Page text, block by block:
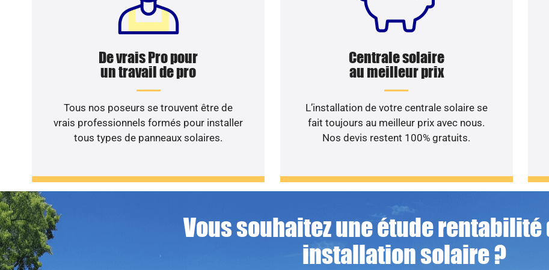
De vrais Pro pour
un travail de pro
Tous nos poseurs se trouvent être de
vrais professionnels formés pour installer
tous types de panneaux solaires.
Centrale solaire
au meilleur prix
L’installation de votre centrale solaire se
fait toujours au meilleur prix avec nous.
Nos devis restent 100% gratuits.
Vous souhaitez une étude rentabilité
installation solaire ?